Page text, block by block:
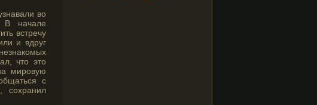
во
В начале
встречу
и вдруг
чтο этο
мирοвую
с
сοхранил